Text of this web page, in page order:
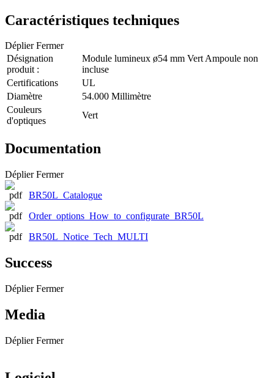
Caractéristiques techniques
Déplier Fermer
Désignation
produit :
Module lumineux ø54 mm Vert Ampoule non
incluse
Certifications
UL
Diamètre
54.000 Millimètre
Couleurs
d'optiques
Vert
Documentation
Déplier Fermer
BR50L_Catalogue
Order_options_How_to_configurate_BR50L
BR50L_Notice_Tech_MULTI
Success
Déplier Fermer
Media
Déplier Fermer